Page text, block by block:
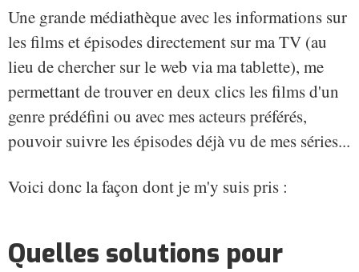
Une grande médiathèque avec les informations sur
les films et épisodes directement sur ma TV (au
lieu de chercher sur le web via ma tablette), me
permettant de trouver en deux clics les films d'un
genre prédéfini ou avec mes acteurs préférés,
pouvoir suivre les épisodes déjà vu de mes séries...
Voici donc la façon dont je m'y suis pris :
Quelles solutions pour